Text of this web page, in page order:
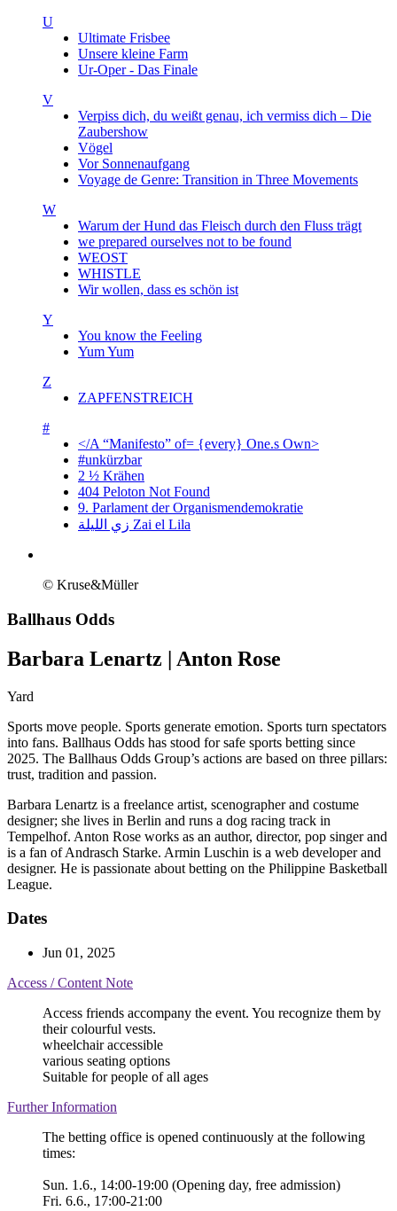
U
Ultimate Frisbee
Unsere kleine Farm
Ur-Oper - Das Finale
V
Verpiss dich, du weißt genau, ich vermiss dich – Die
Zaubershow
Vögel
Vor Sonnenaufgang
Voyage de Genre: Transition in Three Movements
W
Warum der Hund das Fleisch durch den Fluss trägt
we prepared ourselves not to be found
WEOST
WHISTLE
Wir wollen, dass es schön ist
Y
You know the Feeling
Yum Yum
Z
ZAPFENSTREICH
#
</A “Manifesto” of= {every} One.s Own>
#unkürzbar
2 ½ Krähen
404 Peloton Not Found
9. Parlament der Organismendemokratie
زي‌ اللیلة Zai el Lila
© Kruse&Müller
Ballhaus Odds
Barbara Lenartz | Anton Rose
Yard
Sports move people. Sports generate emotion. Sports turn spectators
into fans. Ballhaus Odds has stood for safe sports betting since
2025. The Ballhaus Odds Group’s actions are based on three pillars:
trust, tradition and passion.
Barbara Lenartz is a freelance artist, scenographer and costume
designer; she lives in Berlin and runs a dog racing track in
Tempelhof. Anton Rose works as an author, director, pop singer and
is a fan of Andrasch Starke. Armin Luschin is a web developer and
designer. He is passionate about betting on the Philippine Basketball
League.
Dates
Jun 01, 2025
Access / Content Note
Access friends accompany the event. You recognize them by
their colourful vests.
wheelchair accessible
various seating options
Suitable for people of all ages
Further Information
The betting office is opened continuously at the following
times:
Sun. 1.6., 14:00-19:00 (Opening day, free admission)
Fri. 6.6., 17:00-21:00